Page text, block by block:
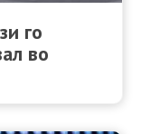
го
во